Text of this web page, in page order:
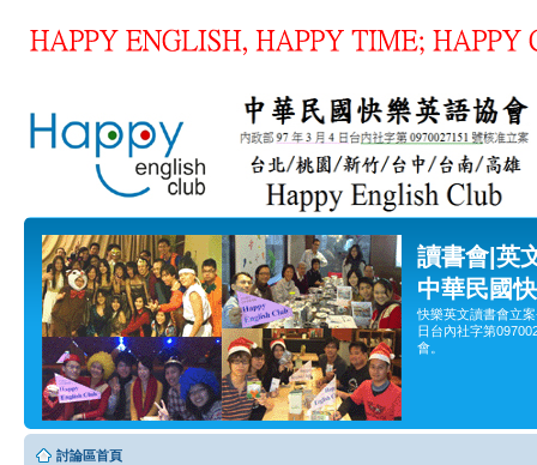
讀書會|英
中華民國
快樂英文讀書會立
日台內社字第
會。
討論區首頁